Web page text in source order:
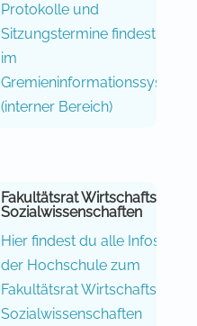
Protokolle und
Sitzungstermine findest du
im
Gremieninformationssystem
(interner Bereich)
Fakultätsrat Wirtschafts- und
Sozialwissenschaften
Hier findest du alle Infos von
der Hochschule zum
Fakultätsrat Wirtschafts- und
Sozialwissenschaften